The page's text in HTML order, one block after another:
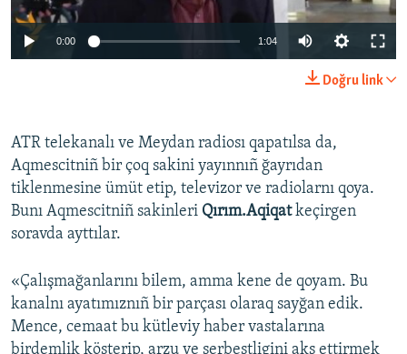
Русский
Українською
RFE/RS bütün saytları
0:00 1:04
Doğru link
ATR telekanalı ve Meydan radiosı qapatılsa da,
Aqmescitniñ bir çoq sakini yayınnıñ ğayrıdan
tiklenmesine ümüt etip, televizor ve radiolarnı qoya.
Bunı Aqmescitniñ sakinleri Qırım.Aqiqatkeçirgen
soravda ayttılar.
«Çalışmağanlarını bilem, amma kene de qoyam. Bu
kanalnı ayatımıznıñ bir parçası olaraq sayğan edik.
Mence, cemaat bu kütleviy haber vastalarına
birdemlik kösterip, arzu ve serbestligini aks ettirmek